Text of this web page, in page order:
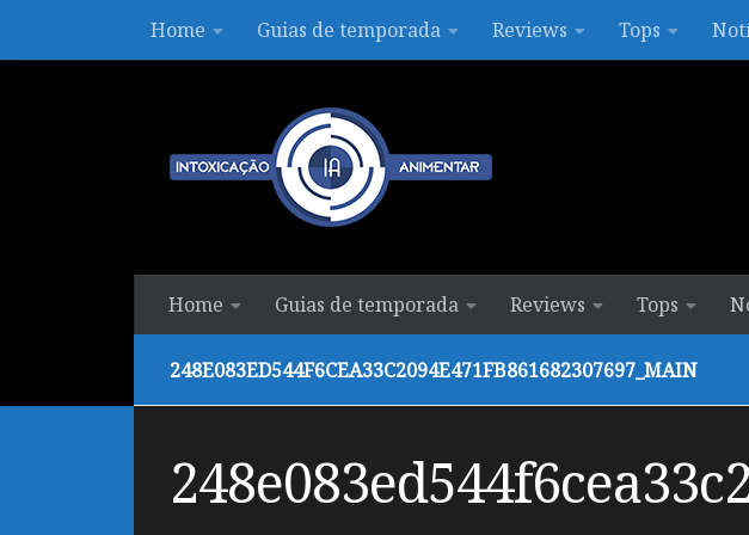
Skip to contentHome Guias de temporada Reviews Tops
Home Guias de temporada Reviews Tops
248E083ED544F6CEA33C2094E471FB861682307697_MAIN